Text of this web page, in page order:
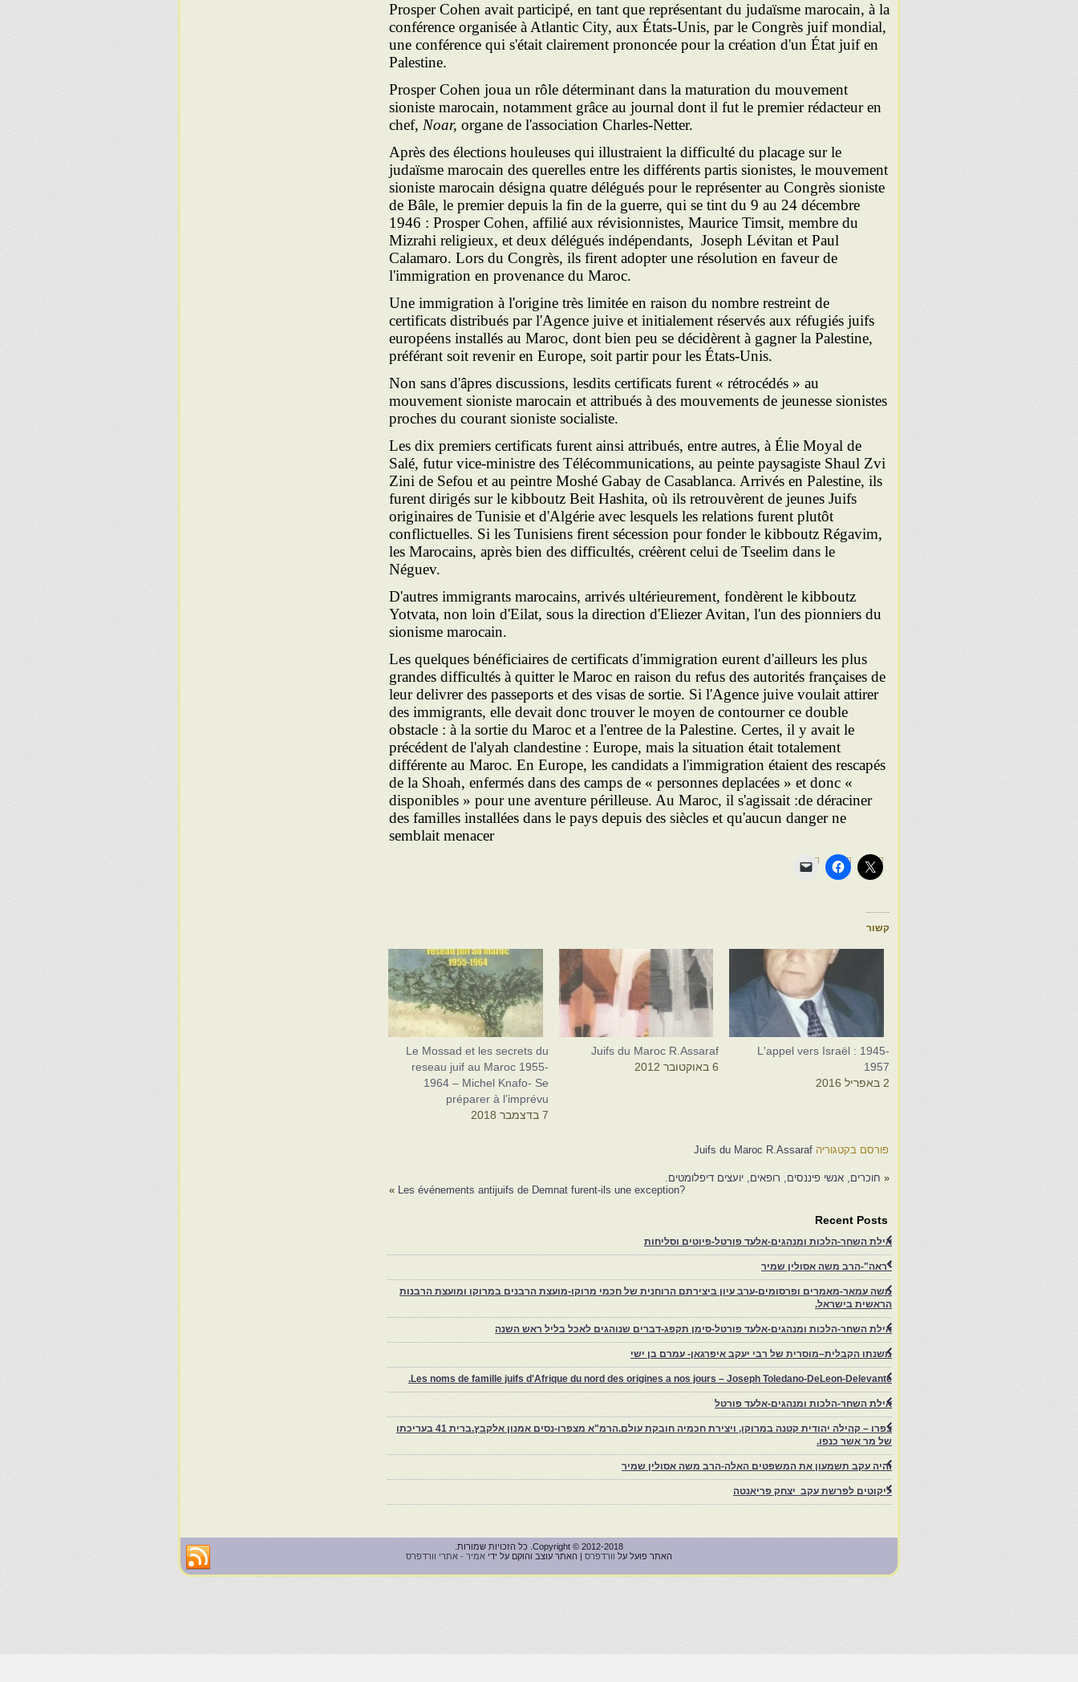
Prosper Cohen avait participé, en tant que représentant du judaïsme marocain, à la
conférence organisée à Atlantic City, aux États-Unis, par le Congrès juif mondial,
une conférence qui s'était clairement prononcée pour la création d'un État juif en
Palestine.
Prosper Cohen joua un rôle déterminant dans la maturation du mouvement
sioniste marocain, notamment grâce au journal dont il fut le premier rédacteur en
chef, Noar, organe de l'association Charles-Netter.
Après des élections houleuses qui illustraient la difficulté du placage sur le
judaïsme marocain des querelles entre les différents partis sionistes, le mouvement
sioniste marocain désigna quatre délégués pour le représenter au Congrès sioniste
de Bâle, le premier depuis la fin de la guerre, qui se tint du 9 au 24 décembre
1946 : Prosper Cohen, affilié aux révi­sionnistes, Maurice Timsit, membre du
Mizrahi religieux, et deux délégués indépendants, Joseph Lévitan et Paul
Calamaro. Lors du Congrès, ils firent adopter une résolution en faveur de
l'immigration en provenance du Maroc.
Une immigration à l'origine très limitée en raison du nombre restreint de
certificats distribués par l'Agence juive et initialement réservés aux réfugiés juifs
européens installés au Maroc, dont bien peu se décidèrent à gagner la Palestine,
préférant soit revenir en Europe, soit partir pour les États-Unis.
Non sans d'âpres discussions, lesdits certificats furent « rétrocédés » au
mouvement sioniste marocain et attribués à des mouvements de jeunesse sionistes
proches du courant sioniste socialiste.
Les dix premiers certificats furent ainsi attribués, entre autres, à Élie Moyal de
Salé, futur vice-ministre des Télécommunications, au peinte paysagiste Shaul Zvi
Zini de Sefou et au peintre Moshé Gabay de Casablanca. Arrivés en Palestine, ils
furent dirigés sur le kibboutz Beit Hashita, où ils retrouvèrent de jeunes Juifs
originaires de Tunisie et d'Algérie avec lesquels les relations furent plutôt
conflictuelles. Si les Tunisiens firent sécession pour fonder le kibboutz Régavim,
les Marocains, après bien des difficultés, créèrent celui de Tseelim dans le
Néguev.
D'autres immigrants marocains, arrivés ultérieurement, fondèrent le kibboutz
Yotvata, non loin d'Eilat, sous la direction d'Eliezer Avitan, l'un des pionniers du
sionisme marocain.
Les quelques bénéficiaires de certificats d'immigration eurent d'ailleurs les plus
grandes difficultés à quitter le Maroc en raison du refus des autorités françaises de
leur delivrer des passeports et des visas de sortie. Si l'Agence juive voulait attirer
des immig­rants, elle devait donc trouver le moyen de contourner ce double
obstacle : à la sortie du Maroc et a l'entree de la Palestine. Certes, il y avait le
précédent de l'alyah clandestine : Europe, mais la situation était totalement
différente au Maroc. En Europe, les candidats a l'immigration étaient des rescapés
de la Shoah, enfermés dans des camps de « personnes deplacées » et donc «
disponibles » pour une aventure périlleuse. Au Maroc, il s'agissait :de déraciner
des familles installées dans le pays depuis des siècles et qu'aucun danger ne
semblait menacer
קשור
L'appel vers Israël : 1945-
1957
2 באפריל 2016
Juifs du Maroc R.Assaraf
6 באוקטובר 2012
Le Mossad et les secrets du
reseau juif au Maroc 1955-
1964 – Michel Knafo- Se
préparer à l’imprévu
7 בדצמבר 2018
פורסם בקטגוריה Juifs du Maroc R.Assaraf
« חוכרים, אנשי פיננסים, רופאים, יועצים דיפלומטים.
?Les événements antijuifs de Demnat furent-ils une exception
»
Recent Posts
אילת השחר-הלכות ומנהגים-אלעד פורטל-פיוטים וסליחות
"ראה"-הרב משה אסולין שמיר
משה עמאר-מאמרים ופרסומים-ערב עיון ביצירתם הרוחנית של חכמי מרוקו-מועצת הרבנים במרוקו ומועצת הרבנות
הראשית בישראל.
אילת השחר-הלכות ומנהגים-אלעד פורטל-סימן תקפג-דברים שנוהגים לאכל בליל ראש השנה
משנתו הקבלית–מוסרית של רבי יעקב איפרגאן- עמרם בן ישי
Les noms de famille juifs d'Afrique du nord des origines a nos jours – Joseph Toledano-DeLeon-Delevante.
אילת השחר-הלכות ומנהגים-אלעד פורטל
צפרו – קהילה יהודית קטנה במרוקו, ויצירת חכמיה חובקת עולם.הרמ"א מצפרו-נסים אמנון אלקבץ.ברית 41 בעריכתו
של מר אשר כנפו.
והיה עקב תשמעון את המשפטים האלה-הרב משה אסולין שמיר
ליקוטים לפרשת עקב יצחק פריאנטה
Copyright © 2012-2018. כל הזכויות שמורות.
האתר פועל על וורדפרס | האתר עוצב והוקם על ידי אמיר - אתרי וורדפרס